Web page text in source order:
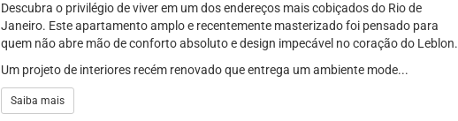
Descubra o privilégio de viver em um dos endereços mais cobiçados do Rio de
Janeiro. Este apartamento amplo e recentemente masterizado foi pensado para
quem não abre mão de conforto absoluto e design impecável no coração do Leblon.
Um projeto de interiores recém renovado que entrega um ambiente mode...
Saiba mais